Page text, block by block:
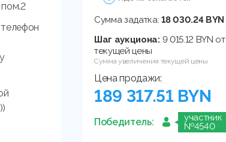
пом.2
Сумма задатка:18 030.24 BYN
Шаг аукциона: 9 015.12 BYN от
текущей цены
Сумма увеличения текущей цены
Цена продажи:
189 317.51 BYN
Победитель:
участник
№4540